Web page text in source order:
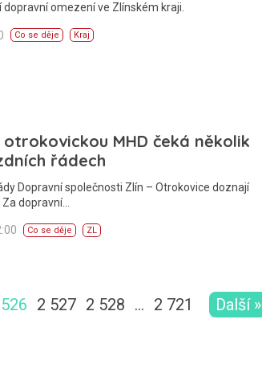
dopravní omezení ve Zlínském kraji.
Co se děje Kraj
MHD čeká několik
řádech
Dopravní společnosti Zlín – Otrokovice doznají
dopravní…
Co se děje ZL
2 527 2 528 … 2 721 Další »